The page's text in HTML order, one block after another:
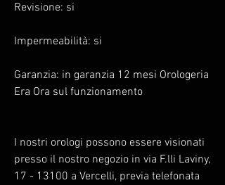
Revisione: si
Impermeabilità: si
Garanzia: in garanzia 12 mesi Orologeria
Era Ora sul funzionamento
I nostri orologi possono essere visionati
presso il nostro negozio in via F.lli Laviny,
17 - 13100 a Vercelli, previa telefonata